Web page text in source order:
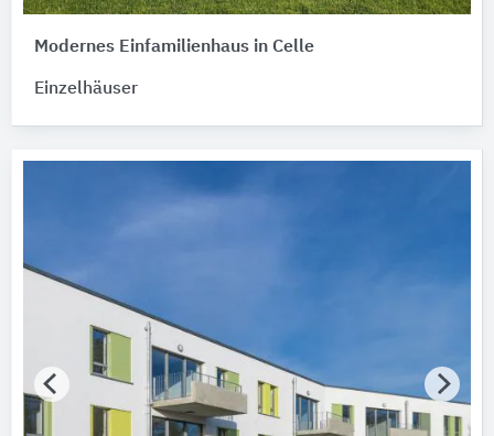
Modernes Einfamilienhaus in Celle
Einzelhäuser